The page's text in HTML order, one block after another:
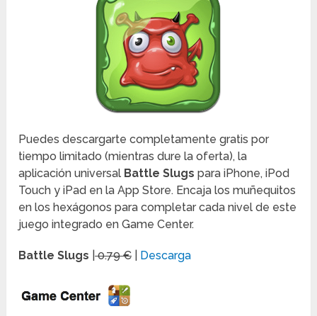
Puedes descargarte completamente gratis por
tiempo limitado (mientras dure la oferta), la
aplicación universal Battle Slugs para iPhone, iPod
Touch y iPad en la App Store. Encaja los muñequitos
en los hexágonos para completar cada nivel de este
juego integrado en Game Center.
Battle Slugs |0.79 € Descarga